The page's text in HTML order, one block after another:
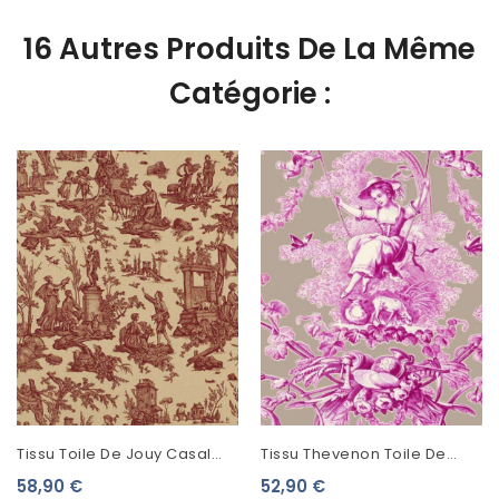
16 Autres Produits De La Même
Catégorie :
Tissu Toile De Jouy Casal
Offrande À L'amour Sépia
58,90 €
Tissu Thevenon Toile De
Jouy Ludivine Fuchsia Fond
52,90 €